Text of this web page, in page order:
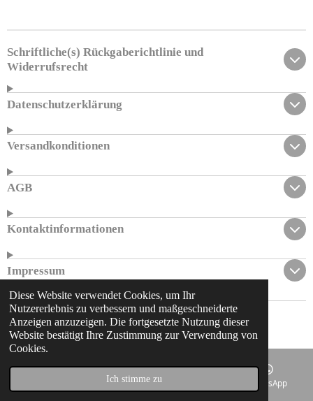
Diese Website verwendet Cookies, um Ihr
Nutzererlebnis zu verbessern und maßgeschneiderte
Anzeigen anzuzeigen. Die fortgesetzte Nutzung dieser
Website bestätigt Ihre Zustimmung zur Verwendung von
Cookies.
Ich stimme zu
Schriftliche(s) Rückgaberichtlinie und
Widerrufsrecht
Datenschutzerklärung
Versandkonditionen
AGB
Kontaktinformationen
Impressum
© 2023 - 2026 al-hayba.de
Mit Unterstützung vonWebador
Karte WhatsApp